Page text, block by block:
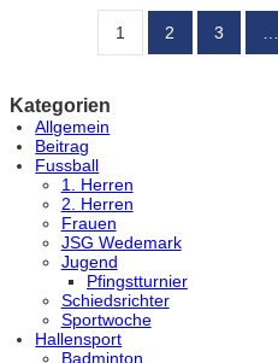
1 2 3 …
Kategorien
Allgemein
Beitrag
Fussball
1. Herren
2. Herren
Frauen
JSG Wedemark
Jugend
Pfingstturnier
Schiedsrichter
Sportwoche
Hallensport
Badminton